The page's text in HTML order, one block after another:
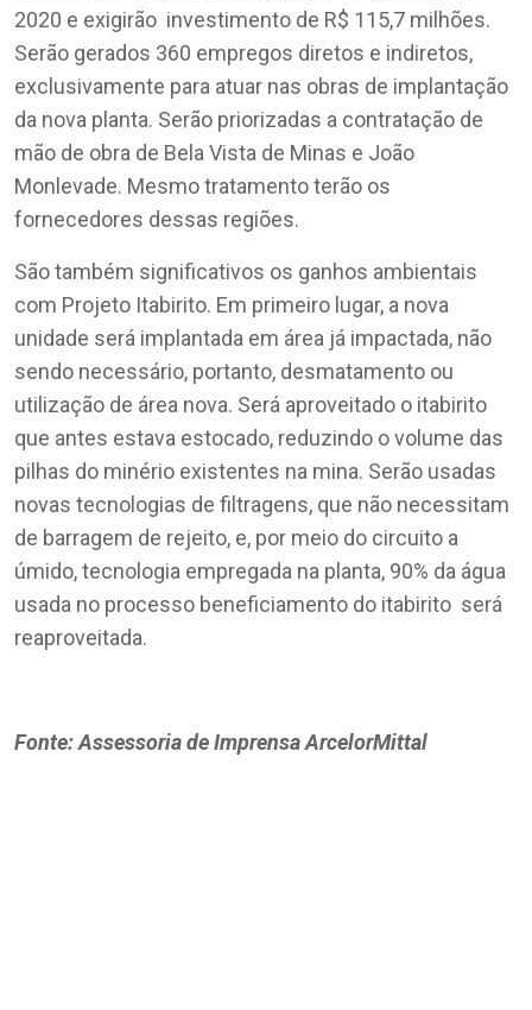
2020 e exigirão investimento de R$ 115,7 milhões.
Serão gerados 360 empregos diretos e indiretos,
exclusivamente para atuar nas obras de implantação
da nova planta. Serão priorizadas a contratação de
mão de obra de Bela Vista de Minas e João
Monlevade. Mesmo tratamento terão os
fornecedores dessas regiões.
São também significativos os ganhos ambientais
com Projeto Itabirito. Em primeiro lugar, a nova
unidade será implantada em área já impactada, não
sendo necessário, portanto, desmatamento ou
utilização de área nova. Será aproveitado o itabirito
que antes estava estocado, reduzindo o volume das
pilhas do minério existentes na mina. Serão usadas
novas tecnologias de filtragens, que não necessitam
de barragem de rejeito, e, por meio do circuito a
úmido, tecnologia empregada na planta, 90% da água
usada no processo beneficiamento do itabirito será
reaproveitada.
Fonte: Assessoria de Imprensa ArcelorMittal